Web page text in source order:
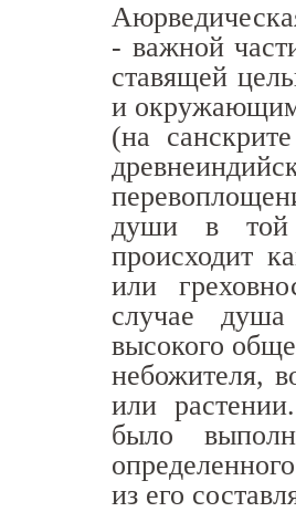
- важной
ставящей
и
(на
души в той
происходит
или
случае
высокого
небожителя,
или
было
из его